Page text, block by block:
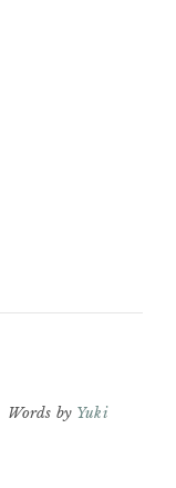
Words by Yuki